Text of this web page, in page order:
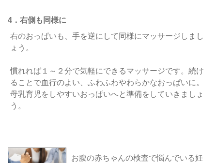
4．右側も同様に
右のおっぱいも、手を逆にして同様にマッサージしまし
ょう。
慣れれば１～２分で気軽にできるマッサージです。続け
ることで血行のよい、ふわふわやわらかなおっぱいに。
母乳育児をしやすいおっぱいへと準備をしていきましょ
う。
お腹の赤ちゃんの検査で悩んでいる妊